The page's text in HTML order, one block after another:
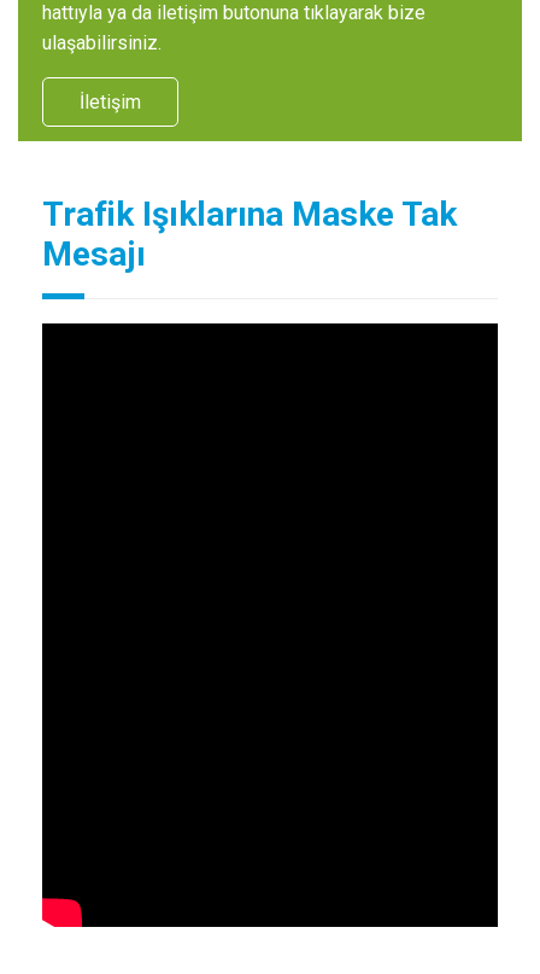
hattıyla ya da iletişim butonuna tıklayarak bize
ulaşabilirsiniz.
İletişim
Trafik Işıklarına Maske Tak
Mesajı